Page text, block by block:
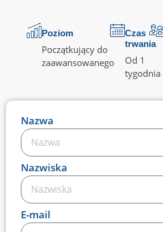
Poziom
Początkujący do
zaawansowanego
Czas
trwania
Od 1
tygodnia
Nazwa
Nazwiska
E-mail